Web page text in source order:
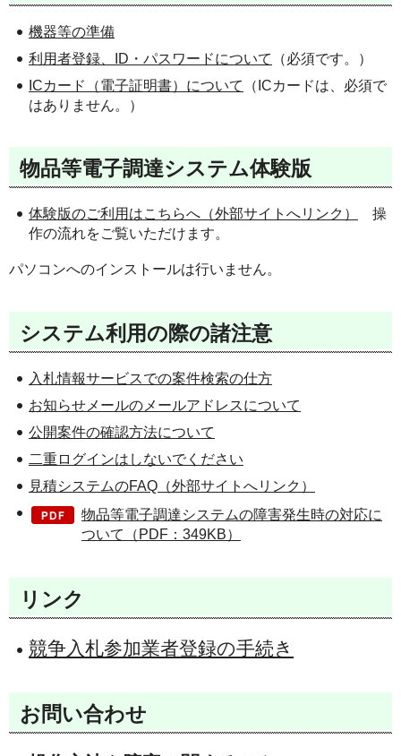
機器等の準備
利用者登録、ID・パスワードについて
（必須です。）
ICカード（電子証明書）について
（ICカードは、必須で
はありません。）
物品等電子調達システム体験版
体験版のご利用はこちらへ（外部サイトへリンク）
操
作の流れをご覧いただけます。
パソコンへのインストールは行いません。
システム利用の際の諸注意
入札情報サービスでの案件検索の仕方
お知らせメールのメールアドレスについて
公開案件の確認方法について
二重ログインはしないでください
見積システムのFAQ（外部サイトへリンク）
物品等電子調達システムの障害発生時の対応に
ついて（PDF：349KB）
リンク
競争入札参加業者登録の手続き
お問い合わせ